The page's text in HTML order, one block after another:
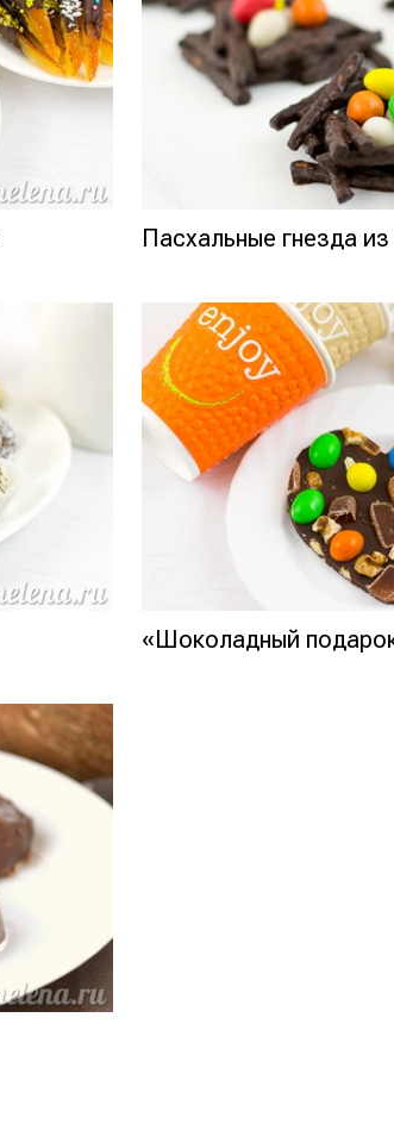
Пасхальные гнезда
«Шоколадный